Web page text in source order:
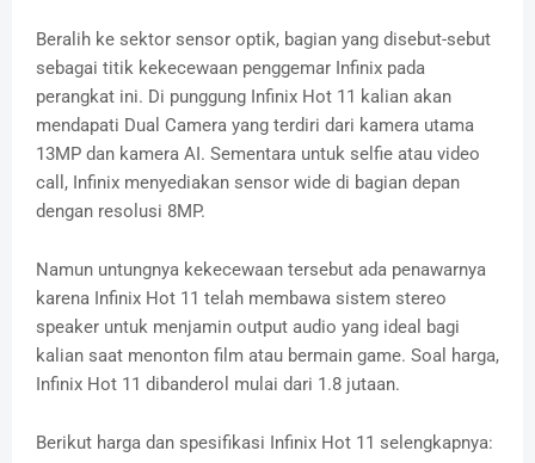
Beralih ke sektor sensor optik, bagian yang disebut-sebut
sebagai titik kekecewaan penggemar Infinix pada
perangkat ini. Di punggung Infinix Hot 11 kalian akan
mendapati Dual Camera yang terdiri dari kamera utama
13MP dan kamera AI. Sementara untuk selfie atau video
call, Infinix menyediakan sensor wide di bagian depan
dengan resolusi 8MP.
Namun untungnya kekecewaan tersebut ada penawarnya
karena Infinix Hot 11 telah membawa sistem stereo
speaker untuk menjamin output audio yang ideal bagi
kalian saat menonton film atau bermain game. Soal harga,
Infinix Hot 11 dibanderol mulai dari 1.8 jutaan.
Berikut harga dan spesifikasi Infinix Hot 11 selengkapnya: